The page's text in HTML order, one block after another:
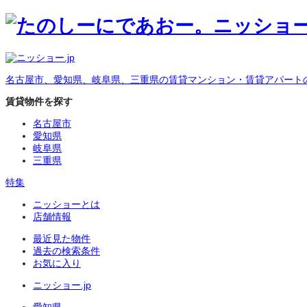
名古屋市、愛知県、岐阜県、三重県の賃貸マンション・賃貸アパート
賃貸物件を探す
名古屋市
愛知県
岐阜県
三重県
特集
ニッショーとは
店舗情報
最近見た物件
過去の検索条件
お気に入り
ニッショー.jp